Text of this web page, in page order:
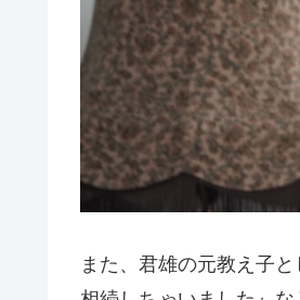
また、君雄の元教え子